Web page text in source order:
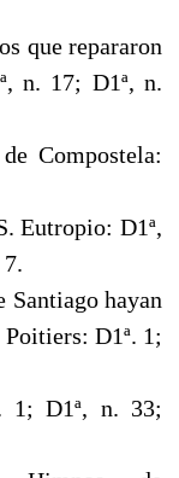
que repararon
n. 17; D1ª, n.
Compostela:
Eutropio: D1ª,
hayan
D1ª. 1;
D1ª, n. 33;